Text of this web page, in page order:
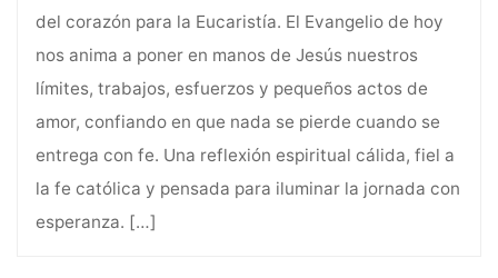
del corazón para la Eucaristía. El Evangelio de hoy
nos anima a poner en manos de Jesús nuestros
límites, trabajos, esfuerzos y pequeños actos de
amor, confiando en que nada se pierde cuando se
entrega con fe. Una reflexión espiritual cálida, fiel a
la fe católica y pensada para iluminar la jornada con
esperanza. […]